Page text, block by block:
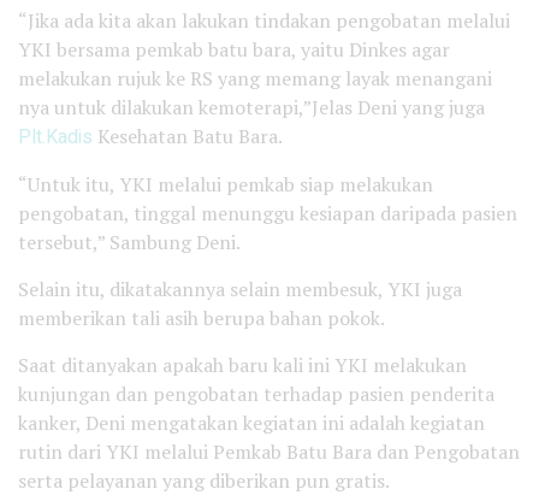
“Jika ada kita akan lakukan tindakan pengobatan melalui
YKI bersama pemkab batu bara, yaitu Dinkes agar
melakukan rujuk ke RS yang memang layak menangani
nya untuk dilakukan kemoterapi,”Jelas Deni yang juga
Plt.Kadis Kesehatan Batu Bara.
“Untuk itu, YKI melalui pemkab siap melakukan
pengobatan, tinggal menunggu kesiapan daripada pasien
tersebut,” Sambung Deni.
Selain itu, dikatakannya selain membesuk, YKI juga
memberikan tali asih berupa bahan pokok.
Saat ditanyakan apakah baru kali ini YKI melakukan
kunjungan dan pengobatan terhadap pasien penderita
kanker, Deni mengatakan kegiatan ini adalah kegiatan
rutin dari YKI melalui Pemkab Batu Bara dan Pengobatan
serta pelayanan yang diberikan pun gratis.